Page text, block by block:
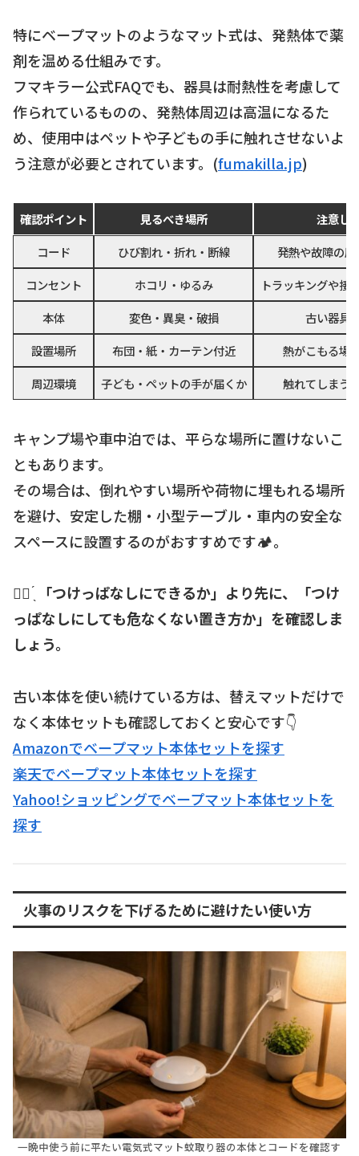
特にベープマットのようなマット式は、発熱体で薬
剤を温める仕組みです。
フマキラー公式FAQでも、器具は耐熱性を考慮して
作られているものの、発熱体周辺は高温になるた
め、使用中はペットや子どもの手に触れさせないよ
う注意が必要とされています。(fumakilla.jp)
確認ポイント 見るべき場所
注意し
コード
ひび割れ・折れ・断線
発熱や故障の
コンセント
ホコリ・ゆるみ
トラッキングや接
本体
変色・異臭・破損
古い器具
設置場所
布団・紙・カーテン付近
熱がこもる場
周辺環境
子ども・ペットの手が届くか 触れてしまう
キャンプ場や車中泊では、平らな場所に置けないこ
ともあります。
その場合は、倒れやすい場所や荷物に埋もれる場所
を避け、安定した棚・小型テーブル・車内の安全な
スペースに設置するのがおすすめです🏕。
☝🏻 ̖́ 「つけっぱなしにできるか」より先に、「つけ
っぱなしにしても危なくない置き方か」を確認しま
しょう。
古い本体を使い続けている方は、替えマットだけで
なく本体セットも確認しておくと安心です👇
Amazonでベープマット本体セットを探す
楽天でベープマット本体セットを探す
Yahoo!ショッピングでベープマット本体セットを
探す
火事のリスクを下げるために避けたい使い方
一晩中使う前に平たい電気式マット蚊取り器の本体とコードを確認す